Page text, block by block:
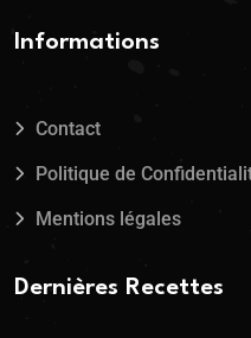
Informations
Contact
Politique de
Mentions légales
Dernières Recettes